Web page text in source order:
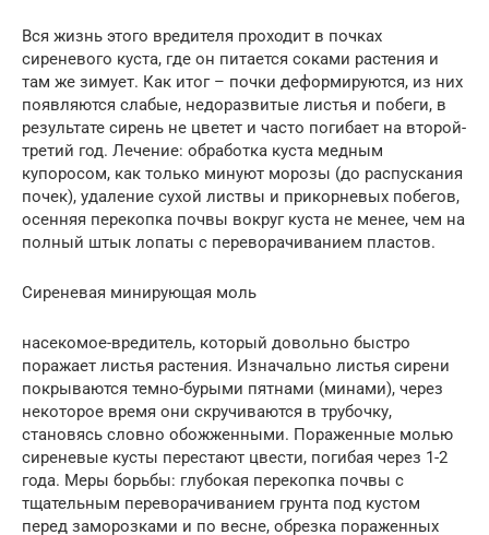
Вся жизнь этого вредителя проходит в почках
сиреневого куста, где он питается соками растения и
там же зимует. Как итог – почки деформируются, из них
появляются слабые, недоразвитые листья и побеги, в
результате сирень не цветет и часто погибает на второй-
третий год. Лечение: обработка куста медным
купоросом, как только минуют морозы (до распускания
почек), удаление сухой листвы и прикорневых побегов,
осенняя перекопка почвы вокруг куста не менее, чем на
полный штык лопаты с переворачиванием пластов.
Сиреневая минирующая моль
насекомое-вредитель, который довольно быстро
поражает листья растения. Изначально листья сирени
покрываются темно-бурыми пятнами (минами), через
некоторое время они скручиваются в трубочку,
становясь словно обожженными. Пораженные молью
сиреневые кусты перестают цвести, погибая через 1-2
года. Меры борьбы: глубокая перекопка почвы с
тщательным переворачиванием грунта под кустом
перед заморозками и по весне, обрезка пораженных